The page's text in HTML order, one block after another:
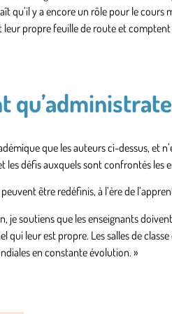
qu’il y a encore un rôle pour le
propre feuille de route et
que les auteurs ci-dessus, et
défis auxquels sont confrontés les
être redéfinis, à l’ère de
je soutiens que les enseignants
qui leur est propre. Les salles de
en constante évolution. »